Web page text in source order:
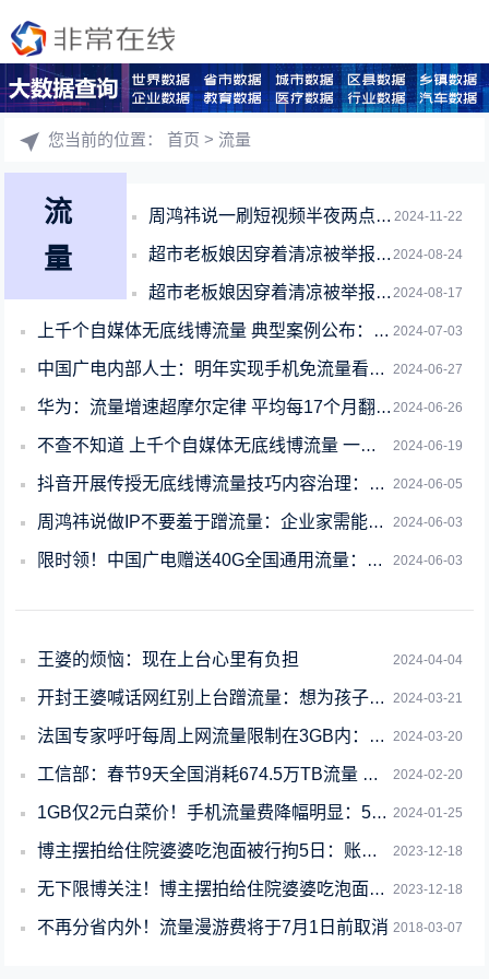
您当前的位置：首页 > 流量
流
量
2024-11-22
周鸿祎说一刷短视频半夜两点才睡：偶尔会有流量焦虑
2024-08-24
超市老板娘因穿着清凉被举报博流量 店面已转出：没想靠负能量赚钱 害怕再遭偷拍
2024-08-17
超市老板娘因穿着清凉被举报博流量 网友吵翻说好的穿衣自由呢：本人回应
2024-07-03
上千个自媒体无底线博流量 典型案例公布：真不择手段
2024-06-27
中国广电内部人士：明年实现手机免流量看电视 兼容另三家运营商
2024-06-26
华为：流量增速超摩尔定律 平均每17个月翻一番
2024-06-19
不查不知道 上千个自媒体无底线博流量 一个多月生产近4万条垃圾文
2024-06-05
抖音开展传授无底线博流量技巧内容治理：违规下架禁言、水军团伙报警处理
2024-06-03
周鸿祎说做IP不要羞于蹭流量：企业家需能量跟流量并重
2024-06-03
限时领！中国广电赠送40G全国通用流量：无捆绑 无合约
2024-04-04
王婆的烦恼：现在上台心里有负担
2024-03-21
开封王婆喊话网红别上台蹭流量：想为孩子们做点事
2024-03-20
法国专家呼吁每周上网流量限制在3GB内：减少网络戾气、仇恨评论等
2024-02-20
工信部：春节9天全国消耗674.5万TB流量 抖音App占比第一
2024-01-25
1GB仅2元白菜价！手机流量费降幅明显：5元30M时代不可想象
2023-12-18
博主摆拍给住院婆婆吃泡面被行拘5日：账号永久关停
2023-12-18
无下限博关注！博主摆拍给住院婆婆吃泡面被行拘5日：账号永久关停
2018-03-07
不再分省内外！流量漫游费将于7月1日前取消